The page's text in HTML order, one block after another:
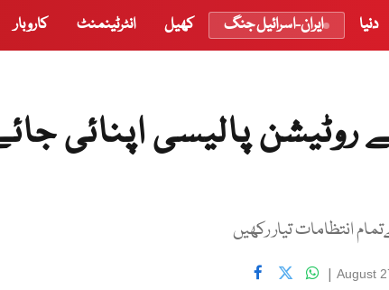
دنیا ایران-اسرائیل جنگ کھیل انٹرٹینمنٹ کاروبار
پالیسی اپنائی
انتظامات تیار رکھیں
August
|